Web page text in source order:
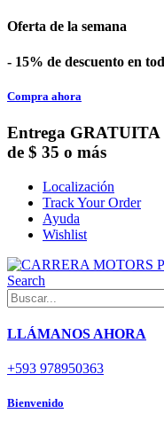
Oferta de la semana
- 15% de descuento en
Compra ahora
Entrega GRATUITA
de $ 35 o más
Localización
Track Your Order
Ayuda
Wishlist
Search
LLÁMANOS AHORA
+593 978950363
Bienvenido